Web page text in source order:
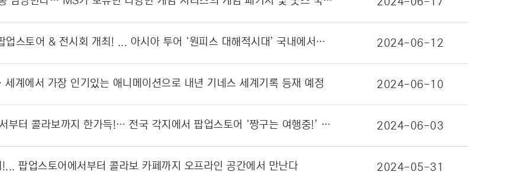
대원미디어, ‘원피스’ 애니메이션 25주년 기념 팝업스토어 & 전시회 개최! ... 아시아 투어 ‘원피스 대해적시대’ 국내에서도 만난다! 2024-06-12
계에서 가장 인기있는 애니메이션으로 내년 기네스 세계기록 등재 예정 2024-06-10
대원미디어, 올해 ‘짱구는 못말려’ 팝업스토어에서부터 콜라보까지 한가득!… 전국 각지에서 팝업스토어 ‘짱구는 여행중!’ 릴레이 개최 2024-06-03
팝업스토어에서부터 콜라보 카페까지 오프라인 공간에서 만난다 2024-05-31